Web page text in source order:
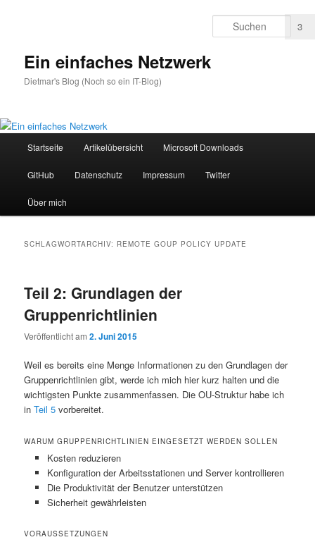
Ein einfaches Netzwerk
Dietmar's Blog (Noch so ein IT-Blog)
Startseite Artikelübersicht Microsoft Downloads
GitHub Datenschutz Impressum Twitter
Über mich
SCHLAGWORTARCHIV: REMOTE GOUP POLICY UPDATE
Teil 2: Grundlagen der
Gruppenrichtlinien
Veröffentlicht am2. Juni 2015
3
Weil es bereits eine Menge Informationen zu den Grundlagen der
Gruppenrichtlinien gibt, werde ich mich hier kurz halten und die
wichtigsten Punkte zusammenfassen. Die OU-Struktur habe ich
in Teil 5 vorbereitet.
WARUM GRUPPENRICHTLINIEN EINGESETZT WERDEN SOLLEN
Kosten reduzieren
Konfiguration der Arbeitsstationen und Server kontrollieren
Die Produktivität der Benutzer unterstützen
Sicherheit gewährleisten
VORAUSSETZUNGEN